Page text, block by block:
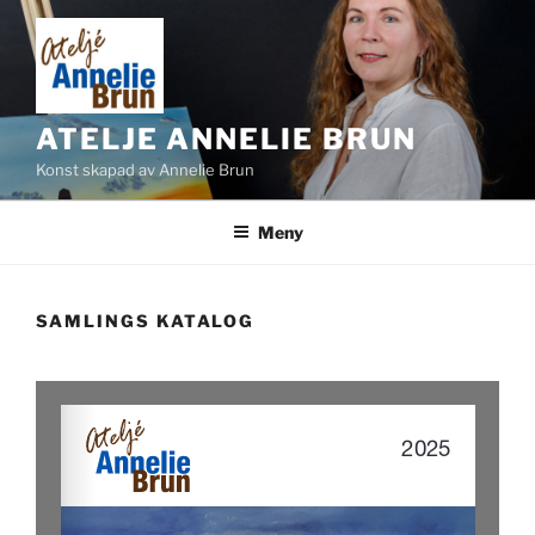
Hoppa
innehåll
ATELJE ANNELIE BRUN
Konst skapad av Annelie Brun
Meny
SAMLINGS KATALOG